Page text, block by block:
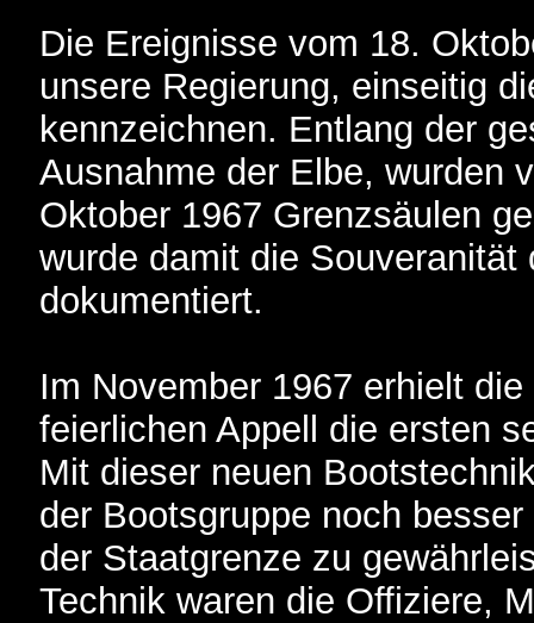
Die Ereignisse vom 18.
unsere Regierung, einseitig
kennzeichnen. Entlang der
Ausnahme der Elbe, wurden
Oktober 1967 Grenzsäulen
wurde damit die
dokumentiert.
Im November 1967 erhielt
feierlichen Appell die ersten
Mit dieser neuen
der Bootsgruppe noch
der Staatgrenze zu
Technik waren die Offiziere,